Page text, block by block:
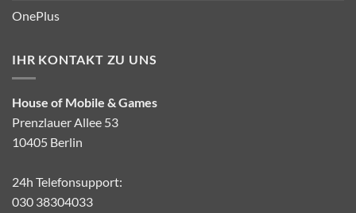
OnePlus
IHR KONTAKT ZU UNS
House of Mobile & Games
Prenzlauer Allee 53
10405 Berlin
24h Telefonsupport:
030 38304033